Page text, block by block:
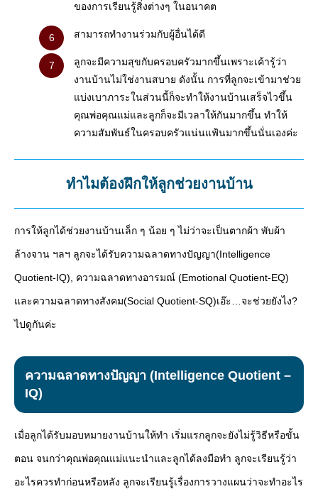
ของการเรียนรู้สิ่งต่างๆ ในอนาคต
สามารถทำงานร่วมกับผู้อื่นได้ดี
ลูกจะมีความสุขกับครอบครัวมากขึ้นเพราะเค้ารู้ว่า
งานบ้านไม่ใช่งานสบาย ดังนั้น การที่ลูกจะเข้ามาช่วย
แบ่งเบาภาระในส่วนนี้ก็จะทำให้งานบ้านเสร็จไวขึ้น
คุณพ่อคุณแม่และลูกก็จะมีเวลาให้กันมากขึ้น ทำให้
ความสัมพันธ์ในครอบครัวแน่นแฟ้นมากขึ้นนั่นเองค่ะ
ทำไมต้องฝึกให้ลูกช่วยงานบ้าน
การให้ลูกได้ช่วยงานบ้านเล็ก ๆ น้อย ๆ ไม่ว่าจะเป็นตากผ้า พับผ้า
ล้างจาน ฯลฯ ลูกจะได้รับความฉลาดทางปัญญา(Intelligence
Quotient-IQ), ความฉลาดทางอารมณ์ (Emotional Quotient-EQ)
และความฉลาดทางสังคม(Social Quotient-SQ)เอ๊ะ…จะช่วยยังไง?
ไปดูกันค่ะ
ความฉลาดทางปัญญา (Intelligence Quotient –
IQ)
เมื่อลูกได้รับมอบหมายงานบ้านให้ทำ เริ่มแรกลูกจะยังไม่รู้วิธีหรือขั้น
ตอน จนกว่าคุณพ่อคุณแม่แนะนำและลูกได้ลงมือทำ ลูกจะเรียนรู้ว่า
อะไรควรทำก่อนหรือหลัง ลูกจะเรียนรู้เรื่องการวางแผนว่าจะทำอะไร